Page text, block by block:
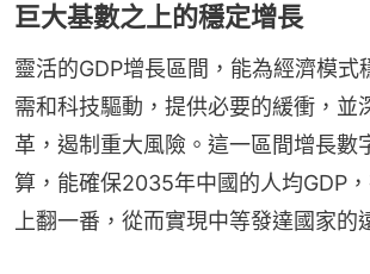
巨大基數之上的穩定增長
靈活的GDP增長區間，能為經濟模式
需和科技驅動，提供必要的緩衝，並
革，遏制重大風險。這一區間增長數
算，能確保2035年中國的人均GDP
上翻一番，從而實現中等發達國家的